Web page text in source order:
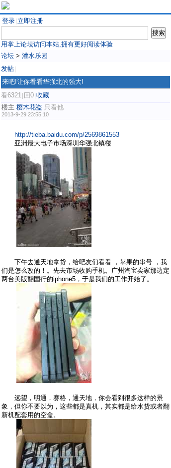
登录 立即注册
用掌上论坛访问本站,拥有更好阅读体验
论坛 > 灌水乐园
发帖
来吧!让你看看华强北的强大!
看6321 回0 收藏
楼主 樱木花盗 只看他
2013-9-29 23:55:10
http://tieba.baidu.com/p/2569861553
亚洲最大电子市场深圳华强北镇楼
下午去通天地拿货，给吧友们看看 ，苹果的串号 ，我
们是怎么改的！。先去市场收购手机。广州淘宝卖家那边定
两台美版翻国行的iphone5，于是我们的工作开始了。
远望，明通，赛格，通天地，你会看到很多这样的景
象，但你不要以为，这些都是真机，其实都是给水货或者翻
新机配套用的空盒。